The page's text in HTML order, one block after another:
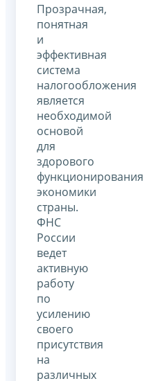
Прозрачная,
понятная
и
эффективная
система
налогообложения
является
необходимой
основой
для
здорового
функционирования
экономики
страны.
ФНС
России
ведет
активную
работу
по
усилению
своего
присутствия
на
различных